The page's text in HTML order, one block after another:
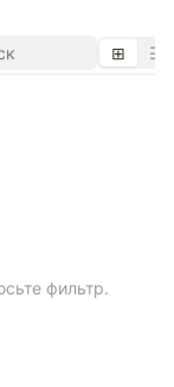
⊞ ☰
фильтр.